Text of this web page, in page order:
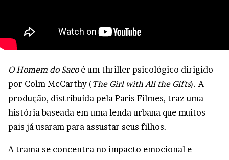
O Homem do Sacoé um thriller psicológico dirigido
por Colm McCarthy (The Girl with All the Gifts). A
produção, distribuída pela Paris Filmes, traz uma
história baseada em uma lenda urbana que muitos
pais já usaram para assustar seus filhos.
A trama se concentra no impacto emocional e